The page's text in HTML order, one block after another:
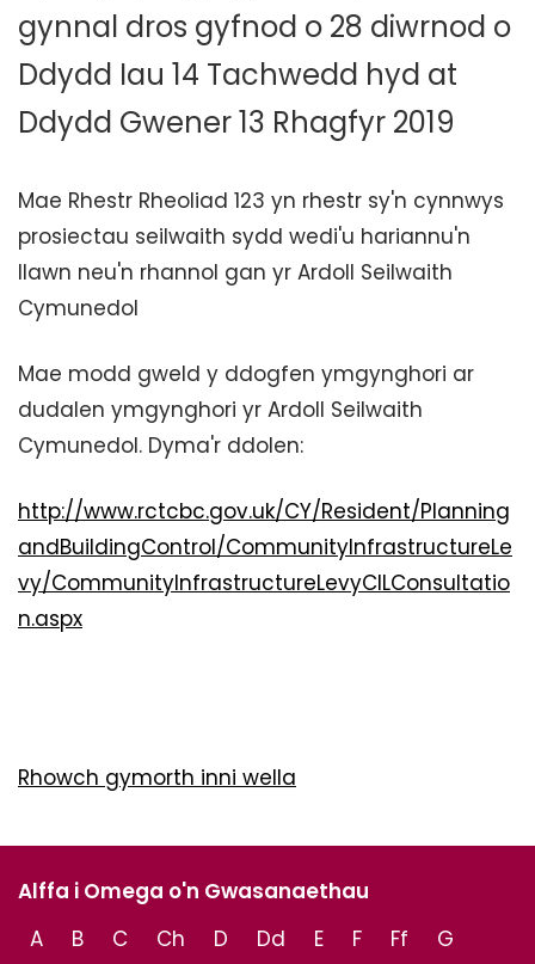
gynnal dros gyfnod o 28 diwrnod o
Ddydd Iau 14 Tachwedd hyd at
Ddydd Gwener 13 Rhagfyr 2019
Mae Rhestr Rheoliad 123 yn rhestr sy'n cynnwys
prosiectau seilwaith sydd wedi'u hariannu'n
llawn neu'n rhannol gan yr Ardoll Seilwaith
Cymunedol
Mae modd gweld y ddogfen ymgynghori ar
dudalen ymgynghori yr Ardoll Seilwaith
Cymunedol. Dyma'r ddolen:
http://www.rctcbc.gov.uk/CY/Resident/Planning
andBuildingControl/CommunityInfrastructureLe
vy/CommunityInfrastructureLevyCILConsultatio
n.aspx
Rhowch gymorth inni wella
Alffa i Omega o'n Gwasanaethau
A
B C Ch D Dd E F Ff
G